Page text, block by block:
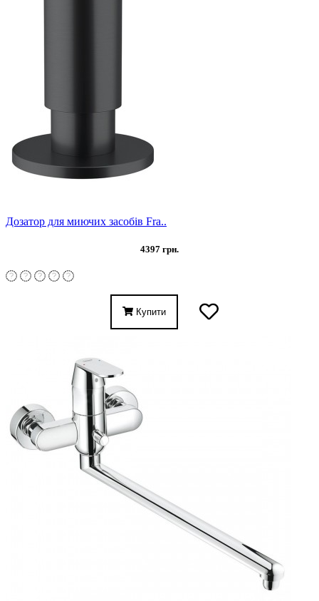
Дозатор для миючих засобів Fra..
4397 грн.
Купити